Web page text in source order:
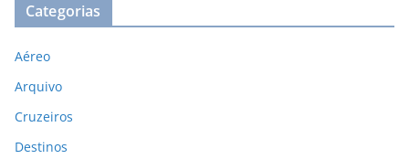
Categorias
Aéreo
Arquivo
Cruzeiros
Destinos